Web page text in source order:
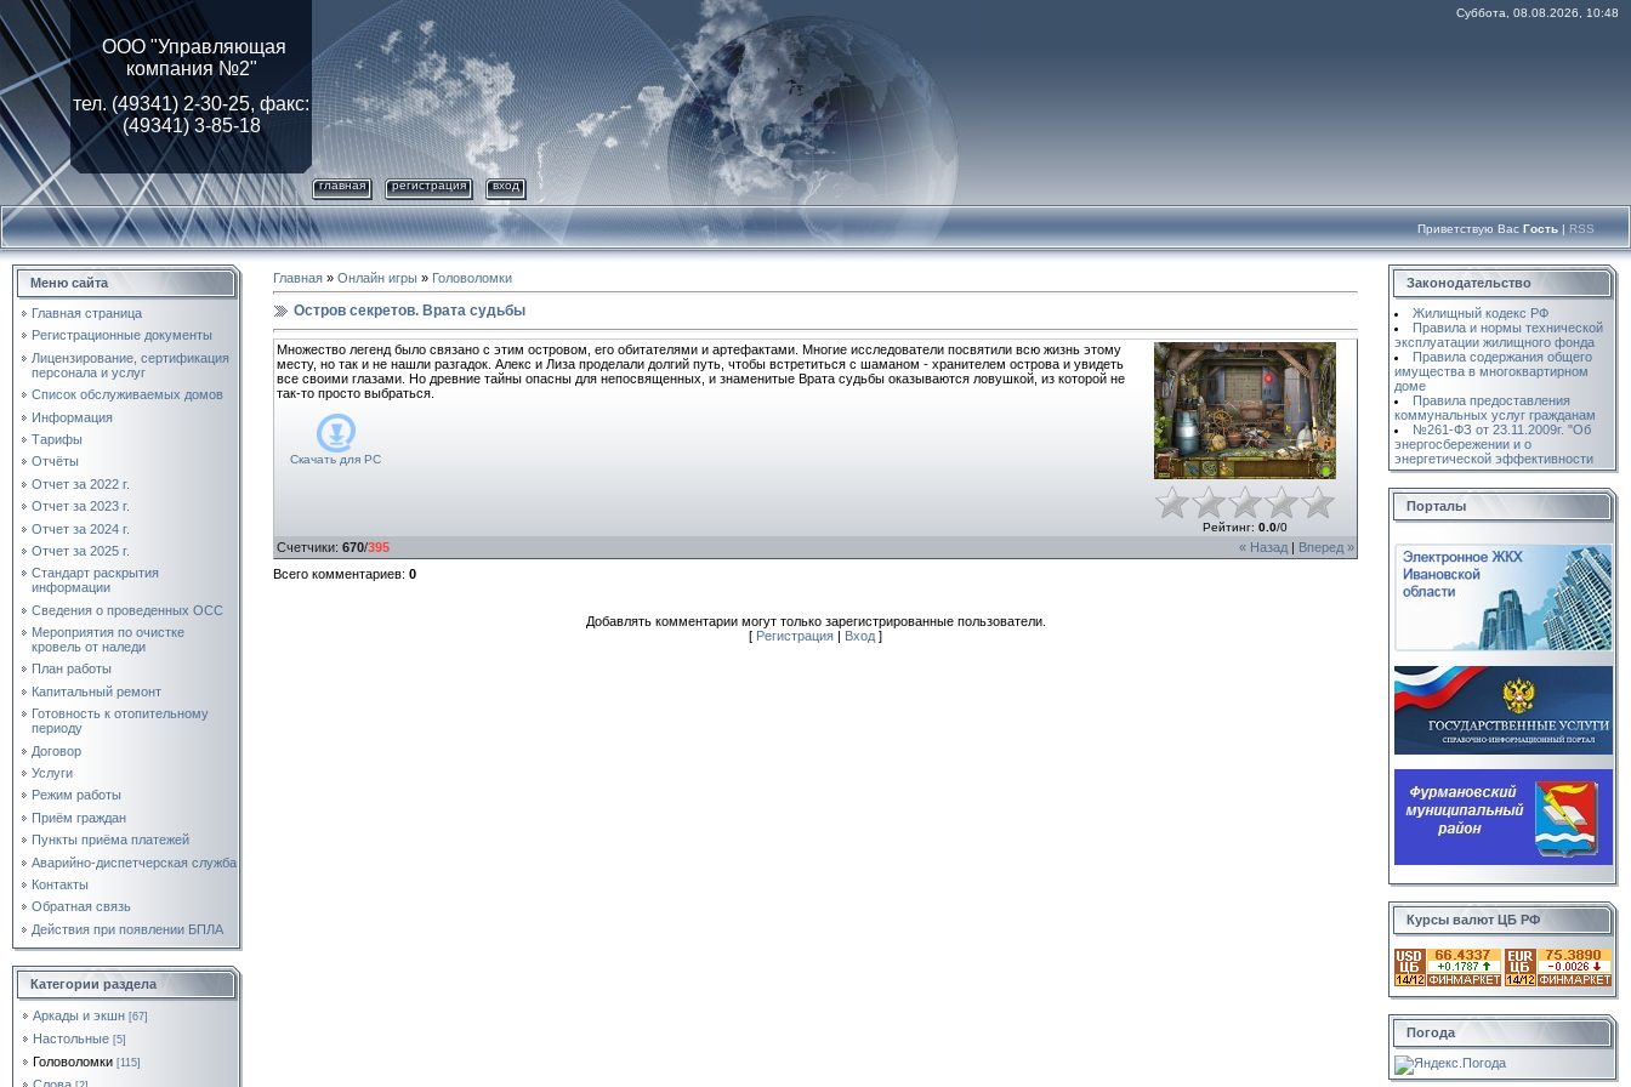
ООО "Управляющая
компания №2"
тел. (49341) 2-30-25, факс:
(49341) 3-85-18
Суббота, 08.08.2026, 10:48
главная регистрация вход
Приветствую Вас Гость | RSS
Меню сайта
Главная страница
Регистрационные документы
Лицензирование, cертификация
персонала и услуг
Список обслуживаемых домов
Информация
Тарифы
Отчёты
Отчет за 2022 г.
Отчет за 2023 г.
Отчет за 2024 г.
Отчет за 2025 г.
Стандарт раскрытия
информации
Сведения о проведенных ОСС
Мероприятия по очистке
кровель от наледи
План работы
Капитальный ремонт
Готовность к отопительному
периоду
Договор
Услуги
Режим работы
Приём граждан
Пункты приёма платежей
Аварийно-диспетчерская служба
Контакты
Обратная связь
Действия при появлении БПЛА
Категории раздела
Аркады и экшн [67]
Настольные [5]
Головоломки [115]
Главная » Онлайн игры » Головоломки
Остров секретов. Врата судьбы
Множество легенд было связано с этим островом, его обитателями и артефактами. Многие исследователи посвятили всю жизнь этому
месту, но так и не нашли разгадок. Алекс и Лиза проделали долгий путь, чтобы встретиться с шаманом - хранителем острова и увидеть
все своими глазами. Но древние тайны опасны для непосвященных, и знаменитые Врата судьбы оказываются ловушкой, из которой не
так-то просто выбраться.
Скачать для PC
Рейтинг: 0.0/0
« Назад Вперед »
Счетчики: 670/395
Всего комментариев: 0
Добавлять комментарии могут только зарегистрированные пользователи.
[ Регистрация Вход ]
Законодательство
Жилищный кодекс РФ
Правила и нормы технической
эксплуатации жилищного фонда
Правила содержания общего
имущества в многоквартирном
доме
Правила предоставления
коммунальных услуг гражданам
№261-ФЗ от 23.11.2009г. "Об
энергосбережении и о
энергетической эффективности
Порталы
Курсы валют ЦБ РФ
Погода